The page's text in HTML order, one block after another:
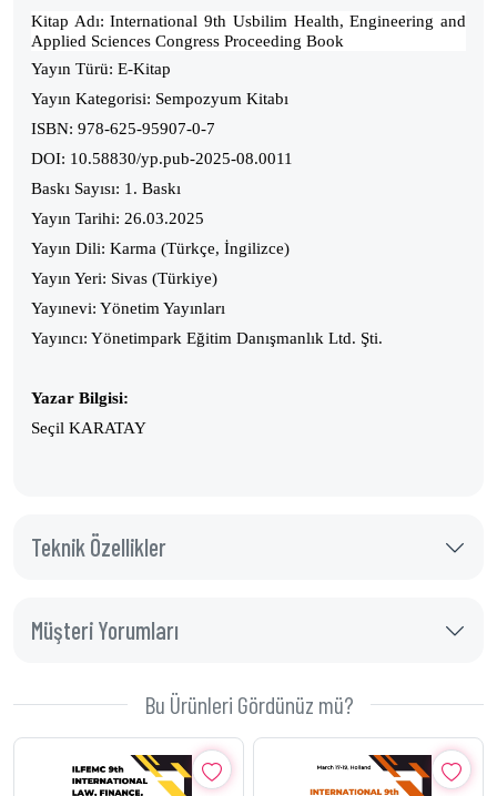
Kitap Adı: International 9th Usbilim Health, Engineering and
Applied Sciences Congress Proceeding Book
Yayın Türü: E-Kitap
Yayın Kategorisi: Sempozyum Kitabı
ISBN: 978-625-95907-0-7
DOI: 10.58830/yp.pub-2025-08.0011
Baskı Sayısı: 1. Baskı
Yayın Tarihi: 26.03.2025
Yayın Dili: Karma (Türkçe, İngilizce)
Yayın Yeri: Sivas (Türkiye)
Yayınevi: Yönetim Yayınları
Yayıncı: Yönetimpark Eğitim Danışmanlık Ltd. Şti.
Yazar Bilgisi:
Seçil KARATAY
Teknik Özellikler
Müşteri Yorumları
Bu Ürünleri Gördünüz mü?